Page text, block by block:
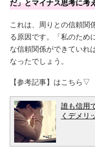
だ」とマイナス思考に考
これは、周りとの信頼関
る原因です。「私のため
な信頼関係ができていれ
なったでしょう。
【参考記事】はこちら▽
誰も信用
くデメリ